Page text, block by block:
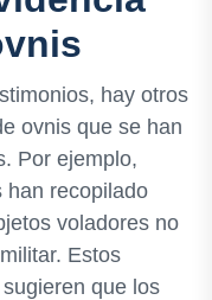
hay otros
ovnis que se han
Por ejemplo,
han recopilado
voladores no
Estos
que los